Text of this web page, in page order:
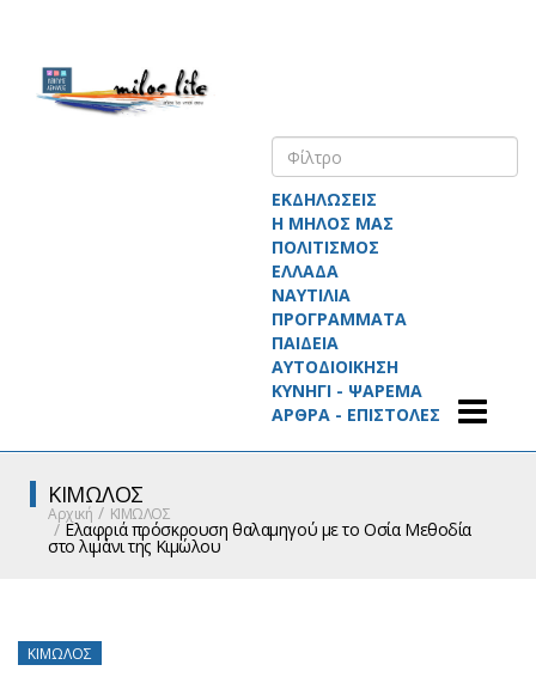
ΕΚΔΗΛΩΣΕΙΣ
Η ΜΗΛΟΣ ΜΑΣ
ΠΟΛΙΤΙΣΜΟΣ
ΕΛΛΑΔΑ
ΝΑΥΤΙΛΙΑ
ΠΡΟΓΡΑΜΜΑΤΑ
ΠΑΙΔΕΙΑ
ΑΥΤΟΔΙΟΙΚΗΣΗ
ΚΥΝΗΓΙ - ΨΑΡΕΜΑ
ΑΡΘΡΑ - ΕΠΙΣΤΟΛΕΣ
ΚΙΜΩΛΟΣ
Αρχική ΚΙΜΩΛΟΣ
Ελαφριά πρόσκρουση θαλαμηγού με το Οσία Μεθοδία
στο λιμάνι της Κιμώλου
ΚΊΜΩΛΟΣ